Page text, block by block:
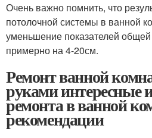
Очень важно помнить, что
потолочной системы в ванной
уменьшение показателей
примерно на 4-20см.
Ремонт ванной
руками интересные
ремонта в ванной
рекомендации